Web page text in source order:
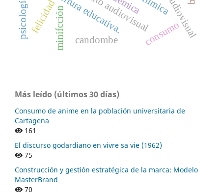
minifcción candombe
felicidad consumo
Más leído (últimos 30 días)
Consumo de anime en la población universitaria de
Cartagena
161
El discurso godardiano en vivre sa vie (1962)
75
Construcción y gestión estratégica de la marca: Modelo
MasterBrand
70